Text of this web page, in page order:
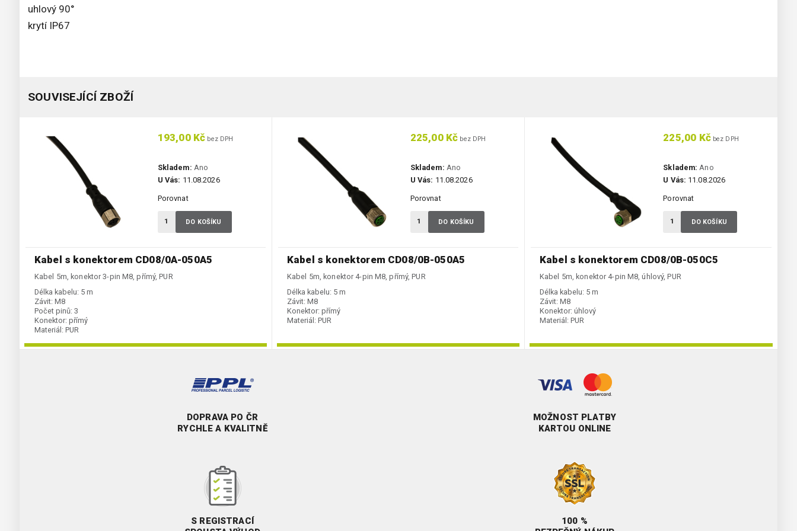
uhlový 90°
krytí IP67
SOUVISEJÍCÍ ZBOŽÍ
Kabel s konektorem CD08/0A-050A5
Kabel 5m, konektor 3-pin M8, přímý, PUR
Délka kabelu: 5 m
Závit: M8
Počet pinů: 3
Konektor: přímý
Materiál: PUR
193,00 Kč bez DPH
Skladem: Ano
U Vás: 11.08.2026
Porovnat
DO KOŠÍKU
Kabel s konektorem CD08/0B-050A5
Kabel 5m, konektor 4-pin M8, přímý, PUR
Délka kabelu: 5 m
Závit: M8
Konektor: přímý
Materiál: PUR
225,00 Kč bez DPH
Skladem: Ano
U Vás: 11.08.2026
Porovnat
DO KOŠÍKU
Kabel s konektorem CD08/0B-050C5
Kabel 5m, konektor 4-pin M8, úhlový, PUR
Délka kabelu: 5 m
Závit: M8
Konektor: úhlový
Materiál: PUR
225,00 Kčbez DPH
Skladem: Ano
U Vás: 11.08.2026
Porovnat
DO KOŠÍKU
DOPRAVA PO ČR
RYCHLE A KVALITNĚ
MOŽNOST PLATBY
KARTOU ONLINE
S REGISTRACÍ
100 %